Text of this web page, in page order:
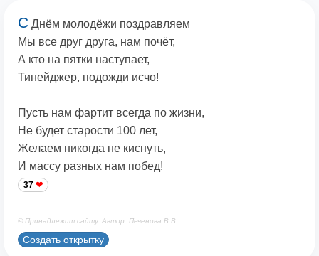
С Днём молодёжи поздравляем
Мы все друг друга, нам почёт,
А кто на пятки наступает,
Тинейджер, подожди исчо!
Пусть нам фартит всегда по жизни,
Не будет старости 100 лет,
Желаем никогда не киснуть,
И массу разных нам побед!
37
© Принадлежит сайту. Автор: Печенова В.В.
Создать открытку